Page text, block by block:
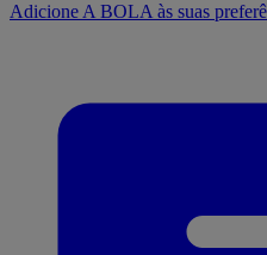
Adicione A BOLA às suas